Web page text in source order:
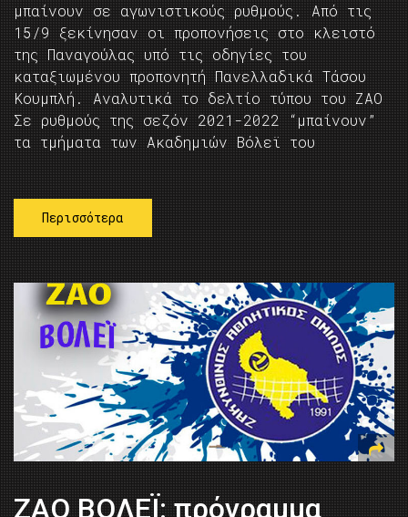
μπαίνουν σε αγωνιστικούς ρυθμούς. Από τις
15/9 ξεκίνησαν οι προπονήσεις στο κλειστό
της Παναγούλας υπό τις οδηγίες του
καταξιωμένου προπονητή Πανελλαδικά Τάσου
Κουμπλή. Αναλυτικά το δελτίο τύπου του ΖΑΟ
Σε ρυθμούς της σεζόν 2021-2022 “μπαίνουν”
τα τμήματα των Ακαδημιών Βόλεϊ του
Περισσότερα
ΖΑΟ ΒΟΛΕΪ: πρόγραμμα